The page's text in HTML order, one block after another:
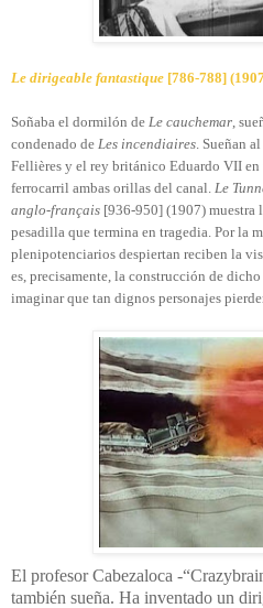
Le dirigeable fantastique [786-788]
Soñaba el dormilón de Le cauchemar ,
condenado de Les incendiaires . Sueñan
Fellières y el rey británico Eduardo VII
ferrocarril ambas orillas del canal. Le
anglo-français [936-950] (1907) muestra
pesadilla que termina en tragedia. Por la
plenipotenciarios despiertan reciben la
es, precisamente, la construcción de
imaginar que tan dignos personajes
El profesor Cabezaloca -
también sueña. Ha inventado un